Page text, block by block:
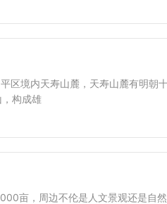
境内天寿山麓，天寿山麓有明朝
构成雄
亩，周边不伦是人文景观还是自